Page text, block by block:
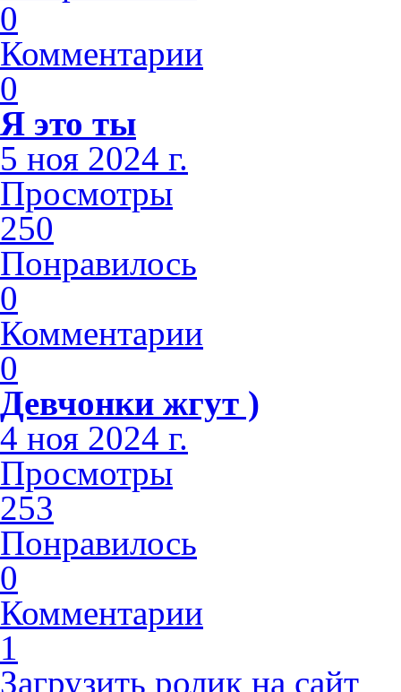
0
Комментарии
0
Я это ты
5 ноя 2024 г.
Просмотры
250
Понравилось
0
Комментарии
0
Девчонки жгут )
4 ноя 2024 г.
Просмотры
253
Понравилось
0
Комментарии
1
Загрузить ролик на сайт